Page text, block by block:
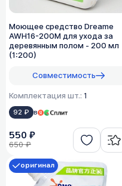
Моющее средство Dreame
AWH16-200M для ухода за
деревянным полом - 200 мл
(1:200)
Совместимость
Комплектация шт.: 1
92 ₽ в
550 ₽
650 ₽
оригинал